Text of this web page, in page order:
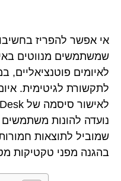
אי אפשר להפריז
שמשתמשים מנווטים
לאיומים פוטנציאליים,
לתקשורת לגיטימית.
נועדה להונות
שמוביל לתוצאות
בהגנה מפני טקטיקות